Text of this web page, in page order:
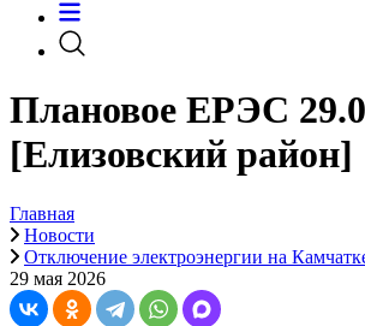
Плановое ЕРЭС
[Елизовский район]
Главная
Новости
Отключение электроэнергии на
29 мая 2026